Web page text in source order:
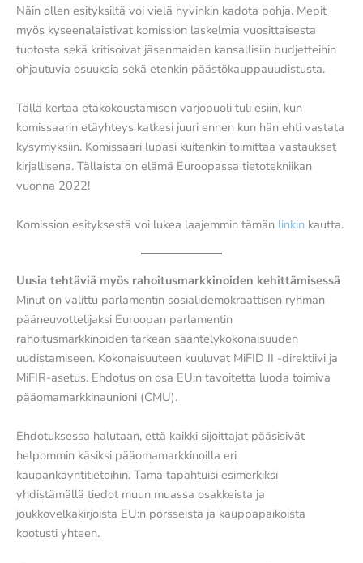
Näin ollen esityksiltä voi vielä hyvinkin kadota pohja. Mepit
myös kyseenalaistivat komission laskelmia vuosittaisesta
tuotosta sekä kritisoivat jäsenmaiden kansallisiin budjetteihin
ohjautuvia osuuksia sekä etenkin päästökauppauudistusta.
Tällä kertaa etäkokoustamisen varjopuoli tuli esiin, kun
komissaarin etäyhteys katkesi juuri ennen kun hän ehti vastata
kysymyksiin. Komissaari lupasi kuitenkin toimittaa vastaukset
kirjallisena. Tällaista on elämä Euroopassa tietotekniikan
vuonna 2022!
Komission esityksestä voi lukea laajemmin tämän linkin kautta.
Uusia tehtäviä myös rahoitusmarkkinoiden kehittämisessä
Minut on valittu parlamentin sosialidemokraattisen ryhmän
pääneuvottelijaksi Euroopan parlamentin
rahoitusmarkkinoiden tärkeän sääntelykokonaisuuden
uudistamiseen. Kokonaisuuteen kuuluvat MiFID II -direktiivi ja
MiFIR-asetus. Ehdotus on osa EU:n tavoitetta luoda toimiva
pääomamarkkinaunioni (CMU).
Ehdotuksessa halutaan, että kaikki sijoittajat pääsisivät
helpommin käsiksi pääomamarkkinoilla eri
kaupankäyntitietoihin. Tämä tapahtuisi esimerkiksi
yhdistämällä tiedot muun muassa osakkeista ja
joukkovelkakirjoista EU:n pörsseistä ja kauppapaikoista
kootusti yhteen.